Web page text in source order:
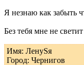
Я незнаю как забыть
Без тебя мне не
Имя: ЛенуSя
Город: Чернигов